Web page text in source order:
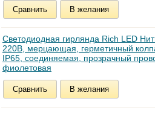
Сравнить В желания
Светодиодная гирлянда Rich LED
220В, мерцающая, герметичный
IP65, соединяемая, прозрачный
фиолетовая
Сравнить В желания